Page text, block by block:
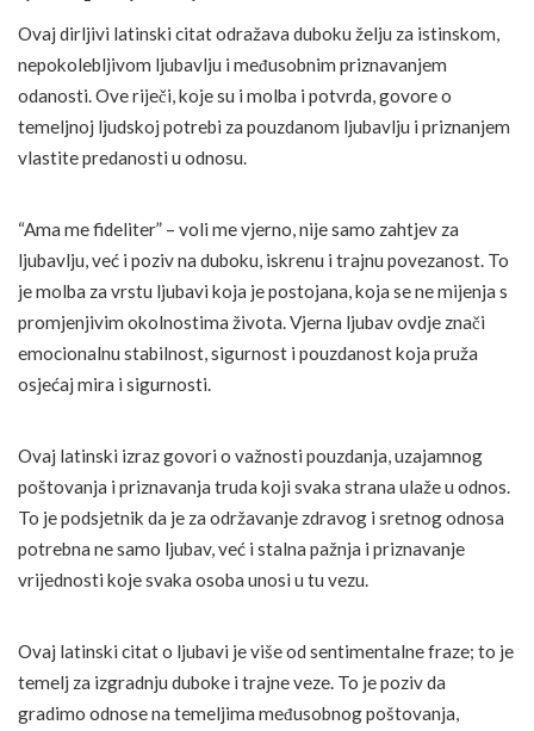
Ovaj dirljivi latinski citat odražava duboku želju za istinskom,
nepokolebljivom ljubavlju i međusobnim priznavanjem
odanosti. Ove riječi, koje su i molba i potvrda, govore o
temeljnoj ljudskoj potrebi za pouzdanom ljubavlju i priznanjem
vlastite predanosti u odnosu.
“Ama me fideliter” – voli me vjerno, nije samo zahtjev za
ljubavlju, već i poziv na duboku, iskrenu i trajnu povezanost. To
je molba za vrstu ljubavi koja je postojana, koja se ne mijenja s
promjenjivim okolnostima života. Vjerna ljubav ovdje znači
emocionalnu stabilnost, sigurnost i pouzdanost koja pruža
osjećaj mira i sigurnosti.
Ovaj latinski izraz govori o važnosti pouzdanja, uzajamnog
poštovanja i priznavanja truda koji svaka strana ulaže u odnos.
To je podsjetnik da je za održavanje zdravog i sretnog odnosa
potrebna ne samo ljubav, već i stalna pažnja i priznavanje
vrijednosti koje svaka osoba unosi u tu vezu.
Ovaj latinski citat o ljubavi je više od sentimentalne fraze; to je
temelj za izgradnju duboke i trajne veze. To je poziv da
gradimo odnose na temeljima međusobnog poštovanja,